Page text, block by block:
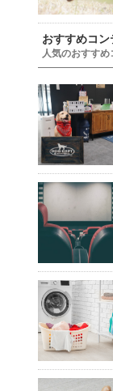
おすすめコン
人気のおすすめ